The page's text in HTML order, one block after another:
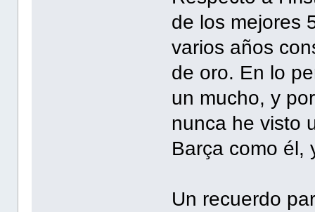
de los mejores
varios años
de oro. En lo
un mucho, y
nunca he visto
Barça como él,
Un recuerdo